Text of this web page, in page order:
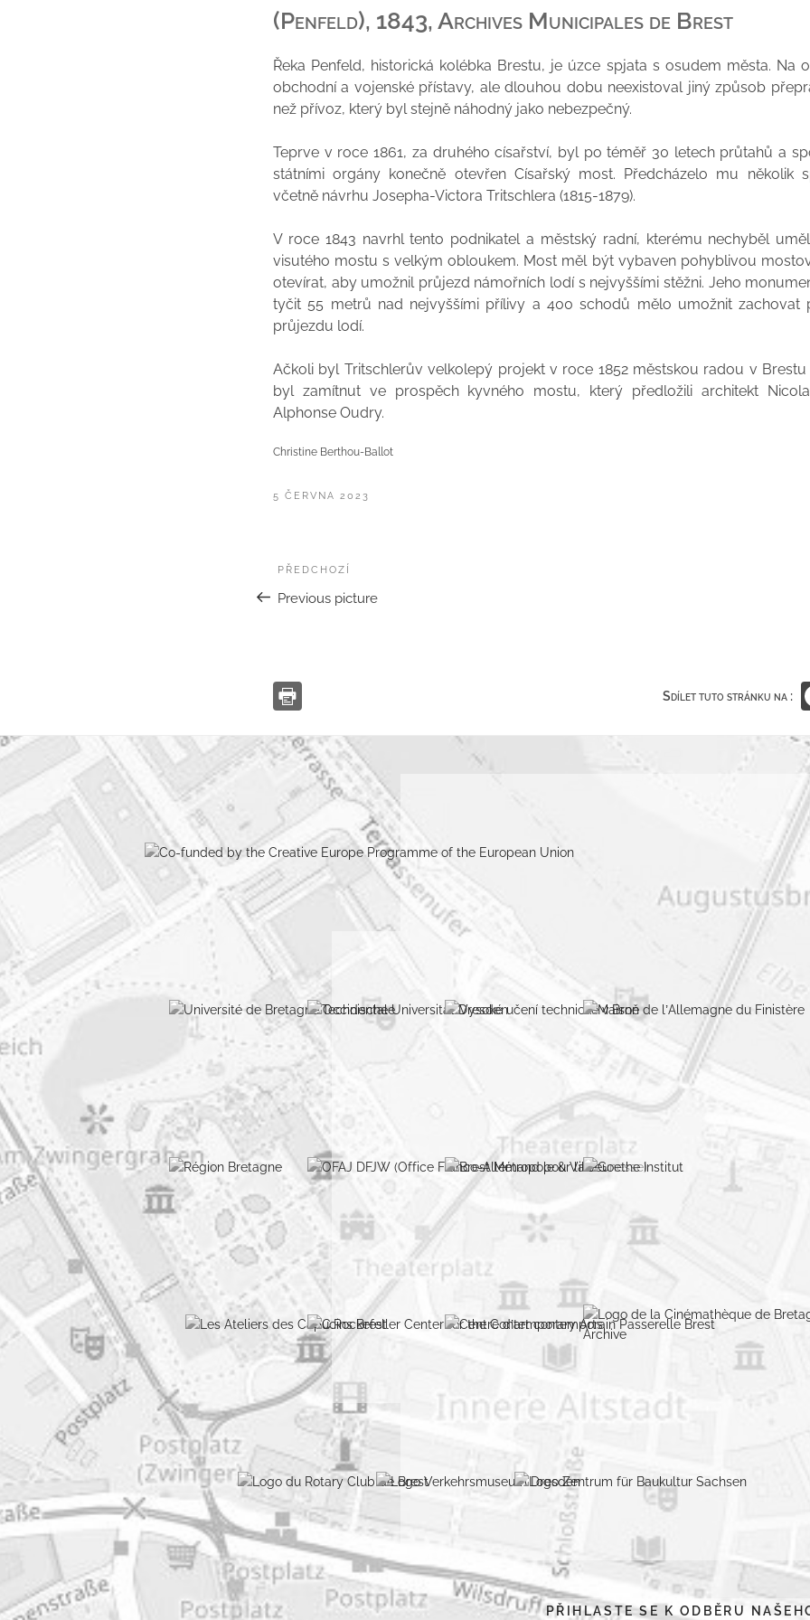
(Penfeld), 1843, Archives Municipales de Brest
Řeka Penfeld, historická kolébka Brestu, je úzce spjata s osudem města. Na
obchodní a vojenské přístavy, ale dlouhou dobu neexistoval jiný způsob
než přívoz, který byl stejně náhodný jako nebezpečný.
Teprve v roce 1861, za druhého císařství, byl po téměř 30 letech průtahů a
státními orgány konečně otevřen Císařský most. Předcházelo mu několik
včetně návrhu Josepha-Victora Tritschlera (1815-1879).
V roce 1843 navrhl tento podnikatel a městský radní, kterému nechyběl
visutého mostu s velkým obloukem. Most měl být vybaven pohyblivou
otevírat, aby umožnil průjezd námořních lodí s nejvyššími stěžni. Jeho
tyčit 55 metrů nad nejvyššími přílivy a 400 schodů mělo umožnit zachovat
průjezdu lodí.
Ačkoli byl Tritschlerův velkolepý projekt v roce 1852 městskou radou v Brestu
byl zamítnut ve prospěch kyvného mostu, který předložili architekt
Alphonse Oudry.
Christine Berthou-Ballot
PUBLIKOVÁNO
5 ČERVNA 2023
Navigace
pro
Předchozí
PŘEDCHOZÍ
Previous picture
Sdílet tuto stránku na :
PŘIHLASTE SE K ODBĚRU